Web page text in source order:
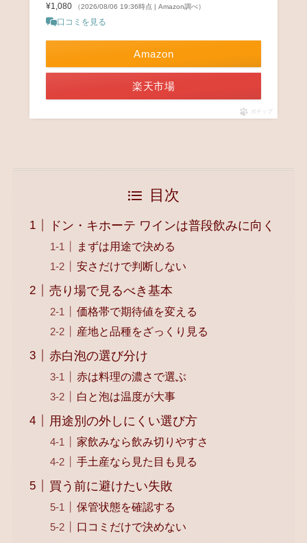
¥1,080
（2026/08/06 19:36時点 | Amazon調べ）
口コミを見る
Amazon
楽天市場
ポチップ
目次
ドン・キホーテ ワインは普段飲みに向く
まずは用途で決める
安さだけで判断しない
売り場で見るべき基本
価格帯で期待値を変える
産地と品種をざっくり見る
赤白泡の選び分け
赤は料理の濃さで選ぶ
白と泡は温度が大事
用途別の外しにくい選び方
家飲みなら飲み切りやすさ
手土産なら見た目も見る
買う前に避けたい失敗
保管状態を確認する
口コミだけで決めない